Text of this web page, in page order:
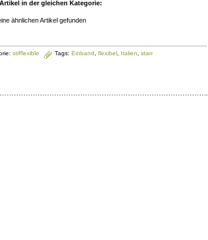
in der gleichen Kategorie:
ähnlichen Artikel gefunden
stifflexible Tags: Einband , flexibel , Italien, starr